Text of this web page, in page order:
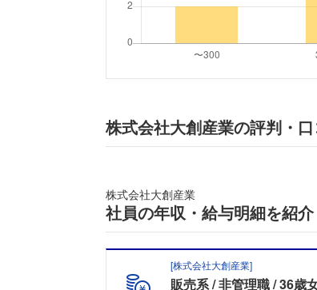
株式会社大創産業の評判・口
株式会社大創産業
社員の年収・給与明細を紹介
[株式会社大創産業]
販売系 非管理職 36歳